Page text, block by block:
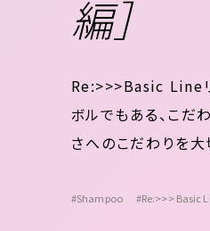
編］
Re:>>>Basic Lineリ
ボルでもある、こだ
さへのこだわりを
#Shampoo #Re:>>> Basic